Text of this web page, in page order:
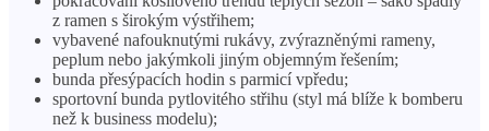
z ramen s širokým výstřihem;
vybavené nafouknutými rukávy, zvýrazněnými rameny,
peplum nebo jakýmkoli jiným objemným řešením;
bunda přesýpacích hodin s parmicí vpředu;
sportovní bunda pytlovitého střihu (styl má blíže k bomberu
než k business modelu);